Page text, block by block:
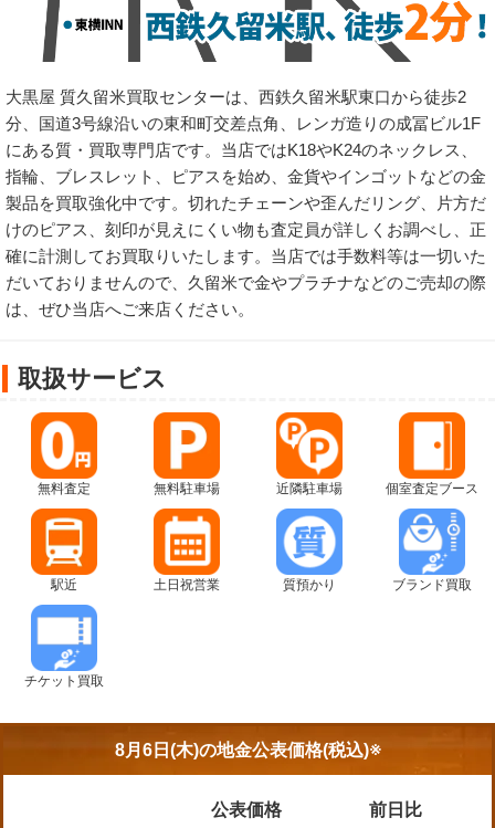
大黒屋 質久留米買取センターは、西鉄久留米駅東口から徒歩2
分、国道3号線沿いの東和町交差点角、レンガ造りの成冨ビル1F
にある質・買取専門店です。当店ではK18やK24のネックレス、
指輪、ブレスレット、ピアスを始め、金貨やインゴットなどの金
製品を買取強化中です。切れたチェーンや歪んだリング、片方だ
けのピアス、刻印が見えにくい物も査定員が詳しくお調べし、正
確に計測してお買取りいたします。当店では手数料等は一切いた
だいておりませんので、久留米で金やプラチナなどのご売却の際
は、ぜひ当店へご来店ください。
取扱サービス
無料査定 無料駐車場 近隣駐車場 個室査定ブース
駅近 土日祝営業 質預かり ブランド買取
チケット買取
8月6日(木)の地金公表価格(税込)※
公表価格 前日比